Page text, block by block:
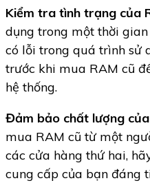
Kiểm tra tình trạng của
dụng trong một thời
có lỗi trong quá trình sử
trước khi mua RAM cũ
hệ thống.
Đảm bảo chất lượng
mua RAM cũ từ một
các cửa hàng thứ hai,
cung cấp của bạn đáng